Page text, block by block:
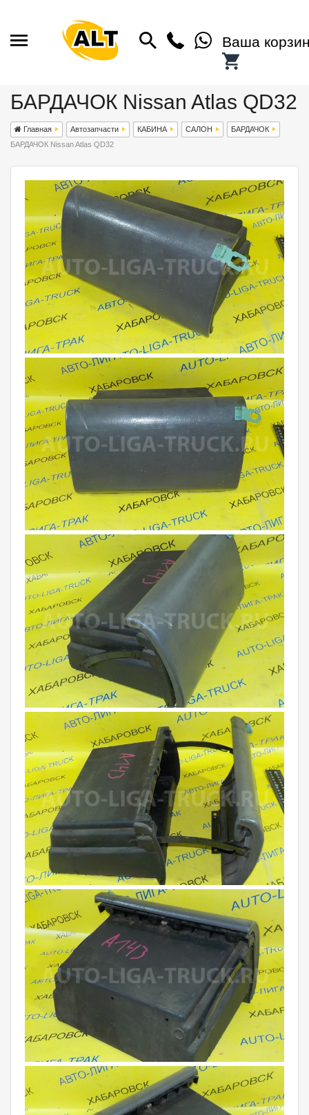
Ваша
БАРДАЧОК Nissan Atlas QD32
Главная Автозапчасти КАБИНА САЛОН
БАРДАЧОК
БАРДАЧОК Nissan Atlas QD32